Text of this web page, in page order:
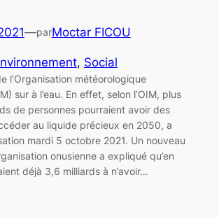
—parMoctar FICOU
, Social
l’Organisation météorologique
sur à l’eau. En effet, selon l’OIM, plus
de personnes pourraient avoir des
au liquide précieux en 2050, a
mardi 5 octobre 2021. Un nouveau
onusienne a expliqué qu’en
déjà 3,6 milliards à n’avoir…